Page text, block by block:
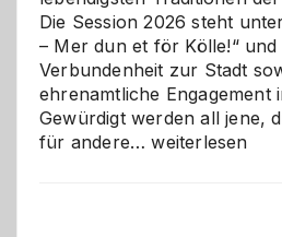
Die Session 2026 steht
– Mer dun et för Kölle!“
Verbundenheit zur Stadt
ehrenamtliche Engagement
Gewürdigt werden all jene,
für andere…Kölner
weiterlesen